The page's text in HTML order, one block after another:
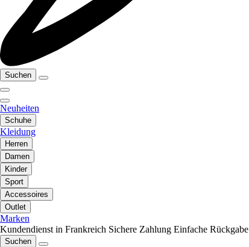
Suchen
Neuheiten
Schuhe
Kleidung
Herren
Damen
Kinder
Sport
Accessoires
Outlet
Marken
Kundendienst in Frankreich Sichere Zahlung Einfache Rückgabe
Suchen